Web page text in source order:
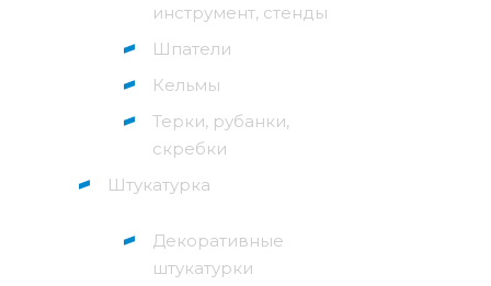
инструмент, стенды
Шпатели
Кельмы
Терки, рубанки,
скребки
Штукатурка
Декоративные
штукатурки